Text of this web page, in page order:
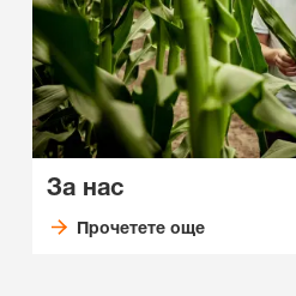
За нас
Прочетете още